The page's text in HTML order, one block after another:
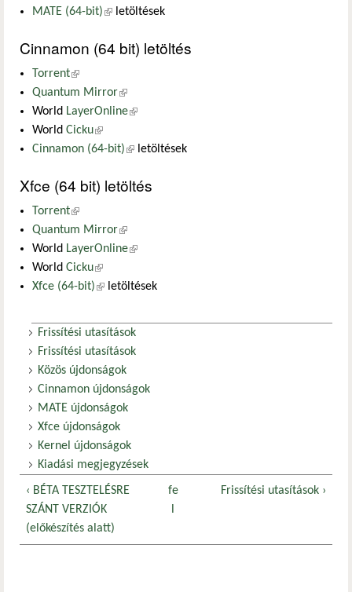
MATE (64-bit)(külső hivatkozás)
letöltések
Cinnamon (64 bit) letöltés
Torrent(külső hivatkozás)
Quantum Mirror(külső hivatkozás)
World LayerOnline(külső hivatkozás)
World Cicku(külső hivatkozás)
Cinnamon (64-bit)(külső hivatkozás)
letöltések
Xfce (64 bit) letöltés
Torrent(külső hivatkozás)
Quantum Mirror(külső hivatkozás)
World LayerOnline(külső hivatkozás)
World Cicku(külső hivatkozás)
Xfce (64-bit)(külső hivatkozás)
letöltések
Frissítési utasítások
Frissítési utasítások
Közös újdonságok
Cinnamon újdonságok
MATE újdonságok
Xfce újdonságok
Kernel újdonságok
Kiadási megjegyzések
‹ BÉTA TESZTELÉSRE
SZÁNT VERZIÓK
(előkészítés alatt)
fe
Frissítési utasítások ›